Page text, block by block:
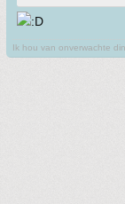
Ik hou van onverwachte